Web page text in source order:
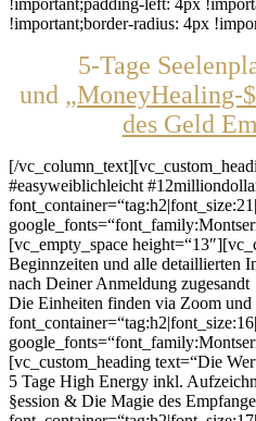
!important;border-radius: 4px
5-Tage
und „MoneyHealing-
des Geld
[/
#easyweiblichleicht
[vc_empty_space
Beginnzeiten und alle detaillierten
nach Deiner Anmeldung zugesandt
Die Einheiten finden via Zoom und
[vc_custom_heading text=“Die
5 Tage High Energy inkl.
§ession & Die Magie des